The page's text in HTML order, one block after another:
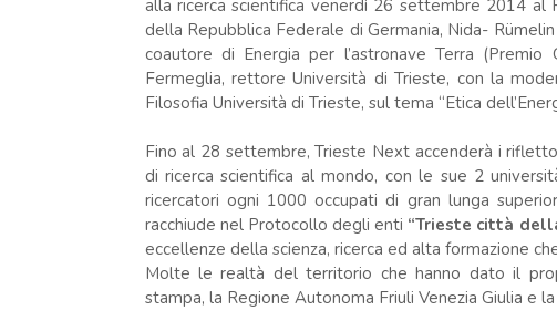
alla ricerca scientifica venerdì 26 settembre 2014
della Repubblica Federale di Germania, Nida-
coautore di Energia per l’astronave Terra
Fermeglia, rettore Università di Trieste, con la
Filosofia Università di Trieste, sul tema “Etica
Fino al 28 settembre, Trieste Next accenderà i
di ricerca scientifica al mondo, con le sue 2
ricercatori ogni 1000 occupati di gran lunga
racchiude nel Protocollo degli enti “Trieste città
eccellenze della scienza, ricerca ed alta formazione
Molte le realtà del territorio che hanno dato il
stampa, la Regione Autonoma Friuli Venezia Giulia e